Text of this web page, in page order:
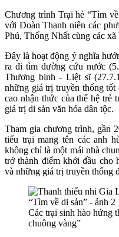
Chương trình Trại hè “Tìm
với Đoàn Thanh niên các
Phú, Thống Nhất cùng các
Đây là hoạt động ý nghĩa
ra đi tìm đường cứu nước
Thương binh - Liệt sĩ
những giá trị truyền thống
cao nhận thức của thế hệ trẻ
giá trị di sản văn hóa dân tộc.
Tham gia chương trình, gần
tiểu trại mang tên các anh
không chỉ là một mái nhà
trở thành điểm khởi đầu cho
và những giá trị truyền thống
Các trại sinh hào hứng
chuông vàng”